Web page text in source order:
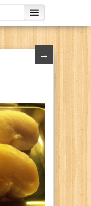
→